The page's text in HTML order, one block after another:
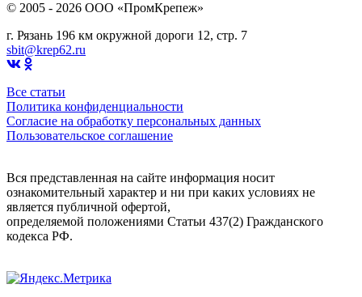
© 2005 - 2026 OOO «ПромКрепеж»
г. Рязань 196 км окружной дороги 12, стр. 7
sbit@krep62.ru
Все статьи
Политика конфиденциальности
Согласие на обработку персональных данных
Пользовательское соглашение
Вся представленная на сайте информация носит
ознакомительный характер и ни при каких условиях не
является публичной офертой,
определяемой положениями Статьи 437(2) Гражданского
кодекса РФ.